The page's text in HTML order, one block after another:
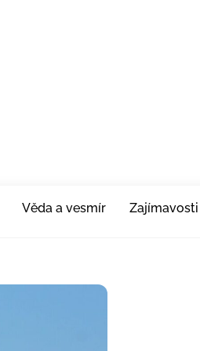
Věda a vesmír Zajímavosti